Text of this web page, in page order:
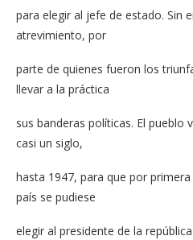
para elegir al jefe de estado. Sin
atrevimiento, por
parte de quienes fueron los
llevar a la práctica
sus banderas políticas. El pueblo
casi un siglo,
hasta 1947, para que por
país se pudiese
elegir al presidente de la